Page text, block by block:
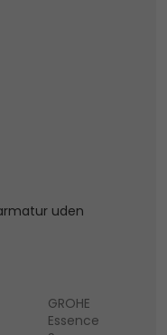
uden
GROHE
Essence